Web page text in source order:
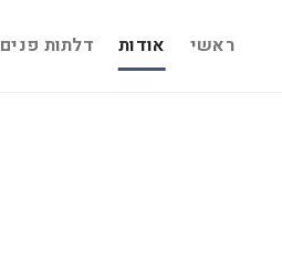
ראשי אודות דלתות פנים